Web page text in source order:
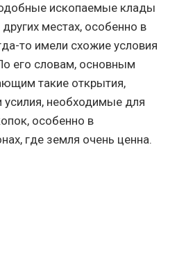
ископаемые клады
местах, особенно в
то имели схожие условия
его словам, основным
такие открытия,
усилия, необходимые для
особенно в
где земля очень ценна.